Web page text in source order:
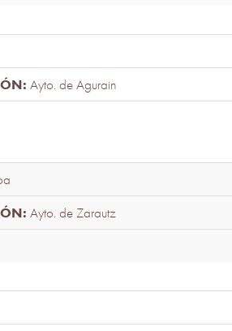
Ayto. de Agurain
Ayto. de Zarautz